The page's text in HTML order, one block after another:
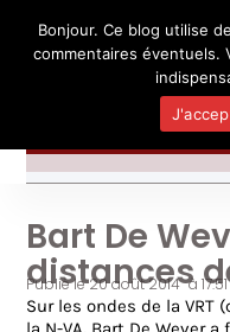
UN
Je pense,
Bart De
distances
Publié le20 août 2014 à 17:51
Sur les ondes de la VRT
Bonjour. Ce blog utilise
commentaires éventuels.